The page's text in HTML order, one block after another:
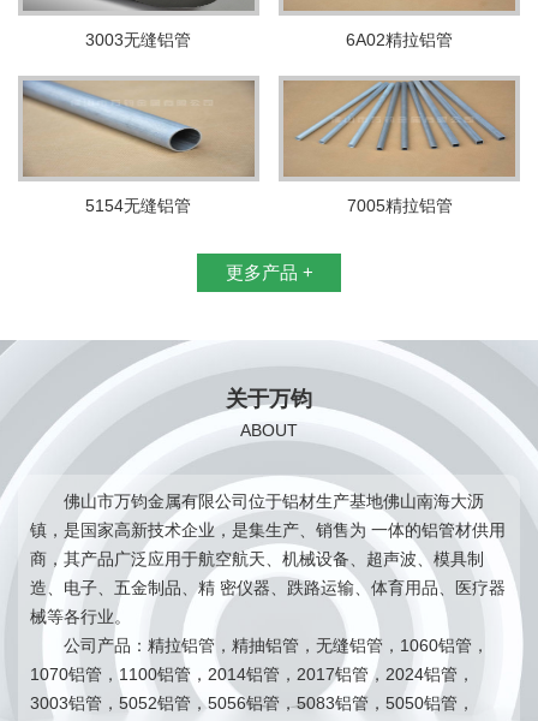
3003无缝铝管 6A02精拉铝管
5154无缝铝管 7005精拉铝管
更多产品 +
关于万钧
ABOUT
佛山市万钧金属有限公司位于铝材生产基地佛山南海大沥
镇，是国家高新技术企业，是集生产、销售为 一体的铝管材供用
商，其产品广泛应用于航空航天、机械设备、超声波、模具制
造、电子、五金制品、精 密仪器、跌路运输、体育用品、医疗器
械等各行业。
公司产品：精拉铝管，精抽铝管，无缝铝管，1060铝管，
1070铝管，1100铝管，2014铝管，2017铝管，2024铝管，
3003铝管，5052铝管，5056铝管，5083铝管，5050铝管，